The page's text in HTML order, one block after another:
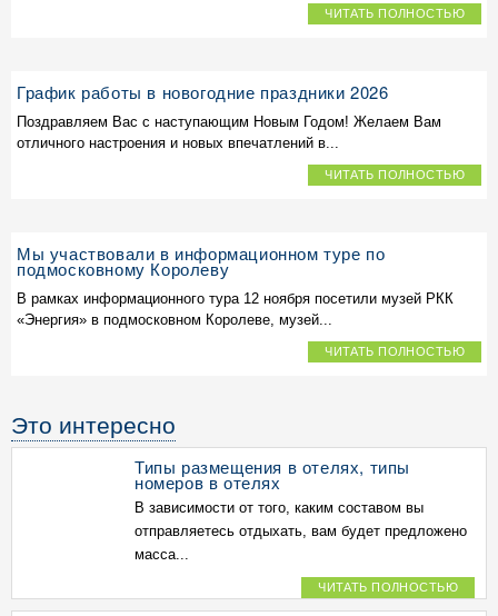
ЧИТАТЬ ПОЛНОСТЬЮ
График работы в новогодние праздники 2026
Поздравляем Вас с наступающим Новым Годом! Желаем Вам
отличного настроения и новых впечатлений в...
ЧИТАТЬ ПОЛНОСТЬЮ
Мы участвовали в информационном туре по
подмосковному Королеву
В рамках информационного тура 12 ноября посетили музей РКК
«Энергия» в подмосковном Королеве, музей...
ЧИТАТЬ ПОЛНОСТЬЮ
Это интересно
Типы размещения в отелях, типы
номеров в отелях
В зависимости от того, каким составом вы
отправляетесь отдыхать, вам будет предложено
масса...
ЧИТАТЬ ПОЛНОСТЬЮ